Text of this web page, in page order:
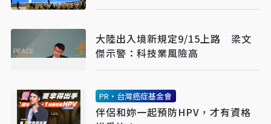
大陸出入境新規定9/15上路 梁文
傑示警：科技業風險高
PR・台灣癌症基金會
伴侶和妳一起預防HPV，才有資格